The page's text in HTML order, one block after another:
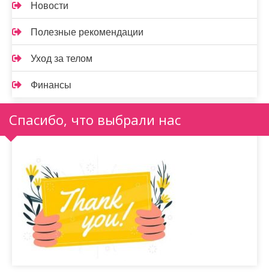
Новости
Полезные рекомендации
Уход за телом
Финансы
Спасибо, что выбрали нас